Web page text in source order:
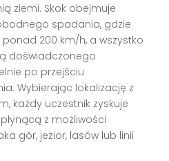
ziemi. Skok obejmuje
spadania, gdzie
200 km/h, a wszystko
doświadczonego
po przejściu
Wybierając lokalizację z
każdy uczestnik zyskuje
z możliwości
gór, jezior, lasów lub linii